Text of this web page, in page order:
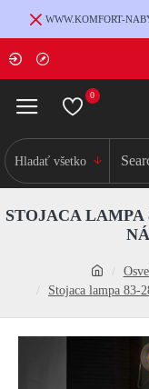
WWW.KOMFORT-
0
Hladať všetko
Stojaca lampa 83-
STOJACA